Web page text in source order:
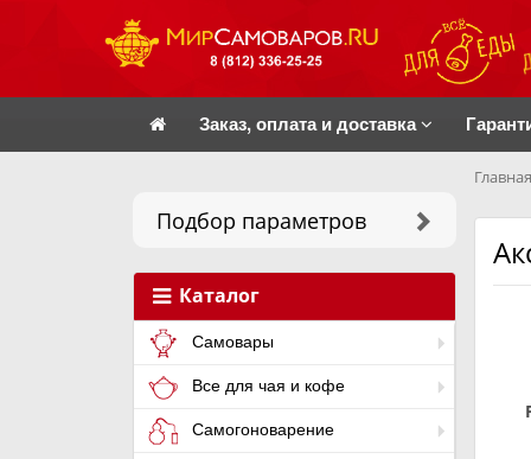
Заказ, оплата и доставка
Подбор параметров
Каталог
Самовары
Все для чая и кофе
Самогоноварение